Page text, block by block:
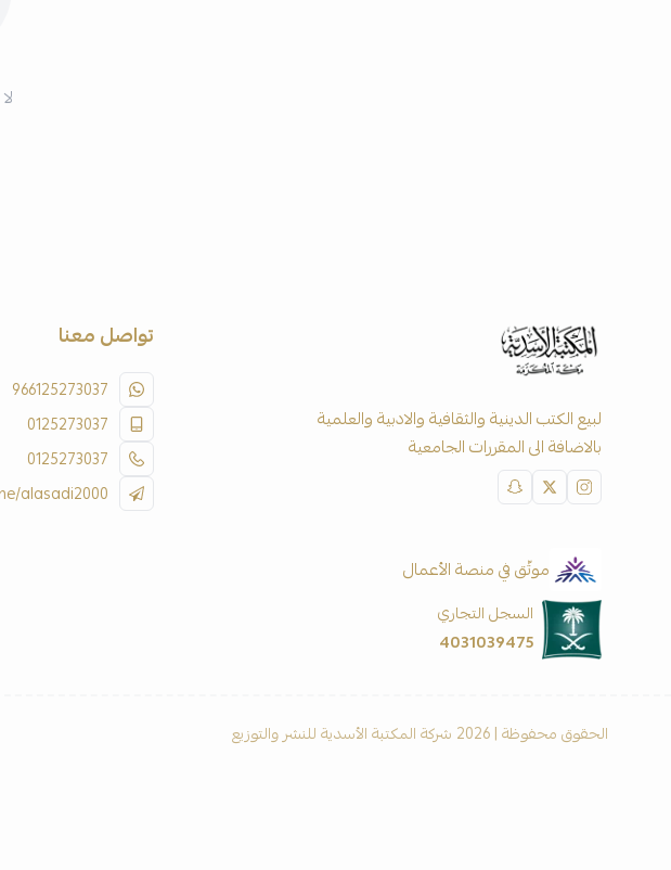
لبيع الكتب الدينية والثقافية والادبية والعلمية
بالاضافة الى المقررات الجامعية
موثّق في منصة الأعمال
السجل التجاري
4031039475
تواصل معنا
966125273037
0125273037
0125273037
alasadi2000
الحقوق محفوظة | 2026 شركة المكتبة الأسدية للنشر والتوزيع